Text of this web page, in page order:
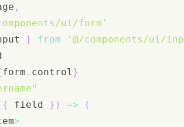
,
ui/form'
} from
'@/components/ui/
form . control}
{ field } ) =>
(
>